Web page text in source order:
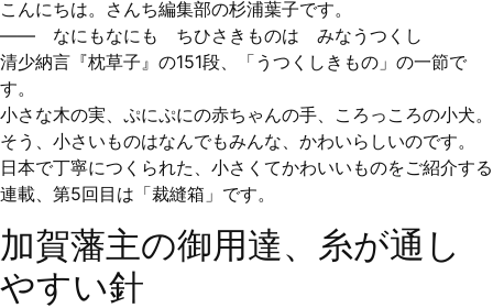
こんにちは。さんち編集部の杉浦葉子です。
—— なにもなにも ちひさきものは みなうつくし
清少納言『枕草子』の151段、「うつくしきもの」の一節で
す。
小さな木の実、ぷにぷにの赤ちゃんの手、ころっころの小犬。
そう、小さいものはなんでもみんな、かわいらしいのです。
日本で丁寧につくられた、小さくてかわいいものをご紹介する
連載、第5回目は「裁縫箱」です。
加賀藩主の御用達、糸が通し
やすい針